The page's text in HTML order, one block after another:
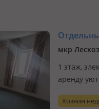
мкр
1 этаж,
аренду
Хозяин